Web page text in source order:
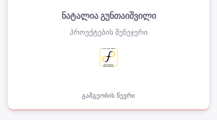
ნატალია გუნთაიშვილი
პროექტების მენეჯერი
გამგეობის წევრი